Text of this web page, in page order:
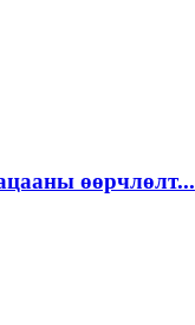
өөрчлөлт...